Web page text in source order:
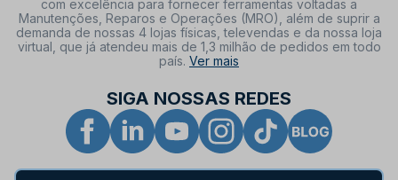
com excelência para fornecer ferramentas voltadas a
Manutenções, Reparos e Operações (MRO), além de suprir a
demanda de nossas 4 lojas físicas, televendas e da nossa loja
virtual, que já atendeu mais de 1,3 milhão de pedidos em todo
país. Ver mais
SIGA NOSSAS REDES